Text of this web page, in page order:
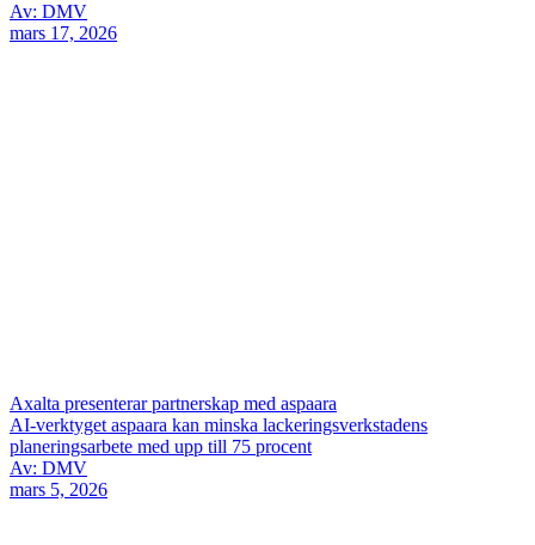
Av: DMV
mars 17, 2026
Axalta presenterar partnerskap med aspaara
AI-verktyget aspaara kan minska lackeringsverkstadens
planeringsarbete med upp till 75 procent
Av: DMV
mars 5, 2026